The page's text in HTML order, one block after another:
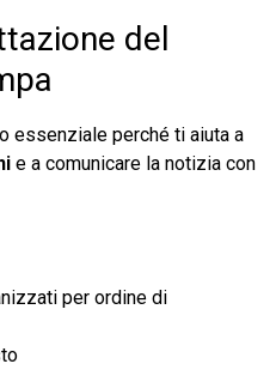
del
essenziale perché ti aiuta a
e a comunicare la notizia con
per ordine di